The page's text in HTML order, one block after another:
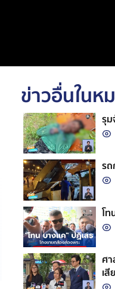
ข่าวอื่นในห
รุ
รถ
โ
ศ
เ